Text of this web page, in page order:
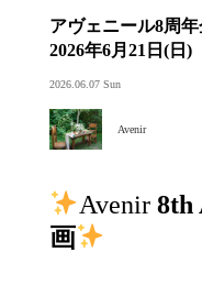
アヴェニール8周
2026年6月21日(日)
2026.06.07 Sun
Avenir
Avenir 8th
画